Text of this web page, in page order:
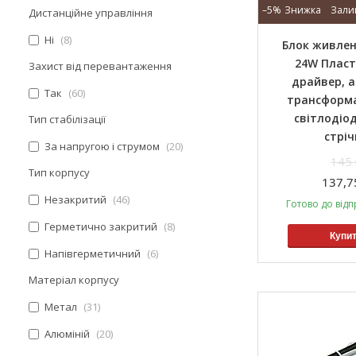
–5%
Блок
24W
драйвер,
145
Готово до
Дистанційне управління
Ні
8
Захист від перевантаження
Так
60
Тип стабілізації
За напругою і струмом
20
Тип корпусу
Незакритий
46
Герметично закритий
8
Напівгерметичний
6
Матеріал корпусу
Метал
31
Алюміній
20